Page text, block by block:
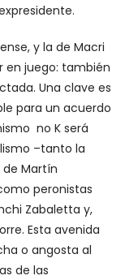
y la de Macri
en juego: también
Una clave es
para un acuerdo
no K será
–tanto la
Martín
peronistas
Zabaletta y,
Esta avenida
o angosta al
de las